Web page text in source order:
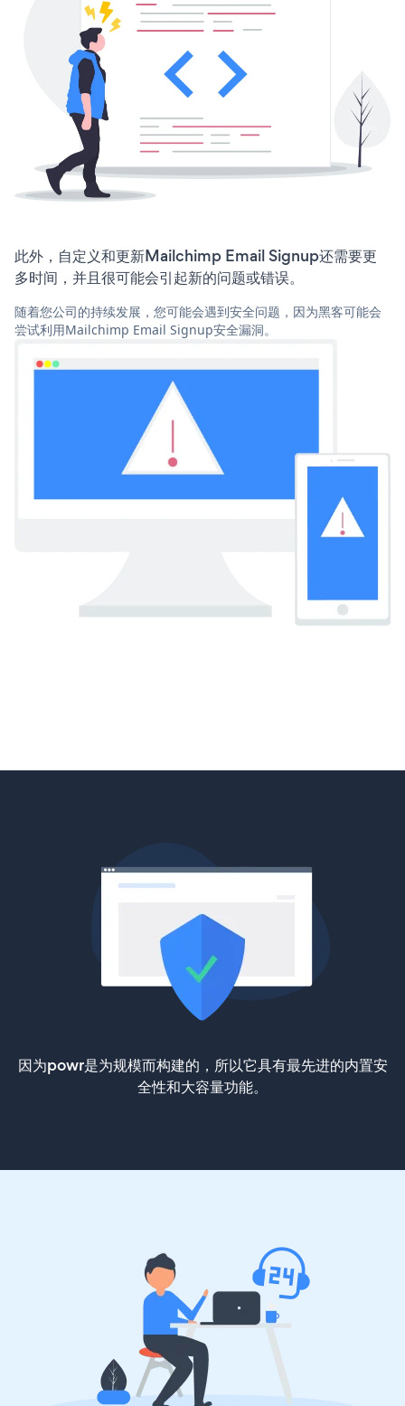
此外，自定义和更新Mailchimp Email Signup还需要更
多时间，并且很可能会引起新的问题或错误。
随着您公司的持续发展，您可能会遇到安全问题，因为黑客可能会
尝试利用Mailchimp Email Signup安全漏洞。
因为powr是为规模而构建的，所以它具有最先进的内置安
全性和大容量功能。